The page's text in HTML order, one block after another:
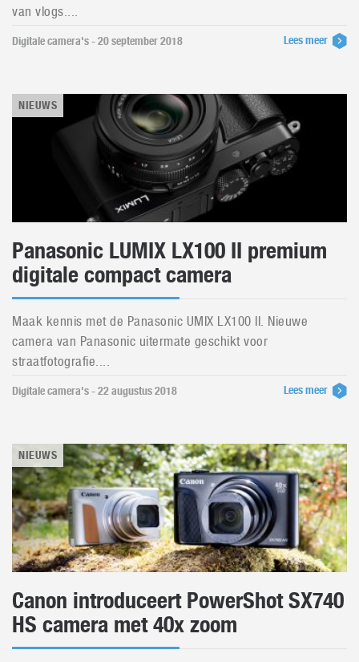
van vlogs....
Digitale camera's - 20 september 2018 Lees meer
NIEUWS
Panasonic LUMIX LX100 II premium
digitale compact camera
Maak kennis met de Panasonic UMIX LX100 II. Nieuwe
camera van Panasonic uitermate geschikt voor
straatfotografie....
Digitale camera's - 22 augustus 2018 Lees meer
NIEUWS
Canon introduceert PowerShot SX740
HS camera met 40x zoom